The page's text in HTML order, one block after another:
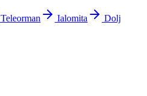
Teleorman Ialomita
Dolj